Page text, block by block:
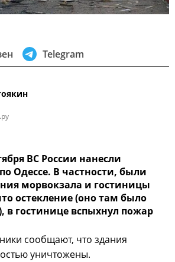
Telegram
ВС России нанесли
Одессе. В частности, были
морвокзала и гостиницы
остекление (оно там было
в гостинице вспыхнул пожар
сообщают, что здания
уничтожены.